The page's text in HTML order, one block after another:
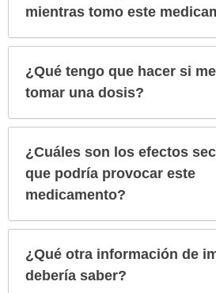
mientras tomo este
¿Qué tengo que hacer si
tomar una dosis?
¿Cuáles son los efectos
que podría provocar este
medicamento?
¿Qué otra información de
debería saber?